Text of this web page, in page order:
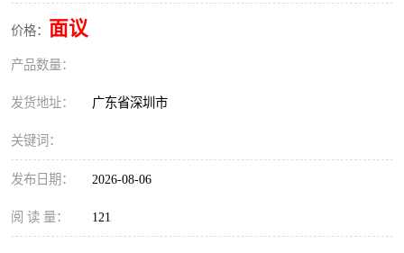
价格： 面议
产品数量：
发货地址： 广东省深圳市
关键词：
发布日期： 2026-08-06
阅 读 量： 121